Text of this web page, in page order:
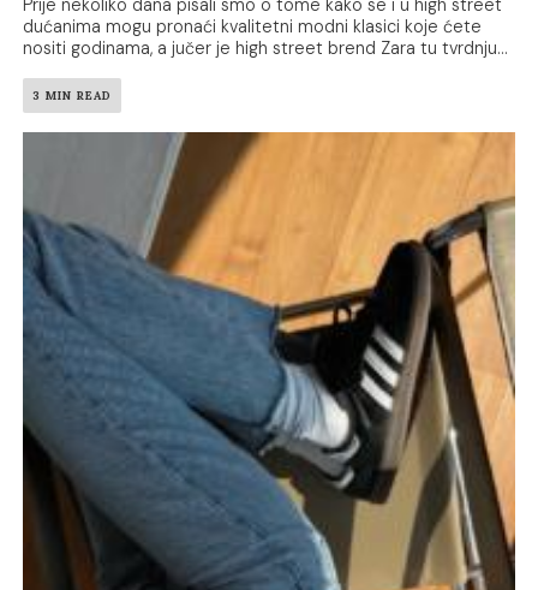
Prije nekoliko dana pisali smo o tome kako se i u high street
dućanima mogu pronaći kvalitetni modni klasici koje ćete
nositi godinama, a jučer je high street brend Zara tu tvrdnju...
3 MIN READ